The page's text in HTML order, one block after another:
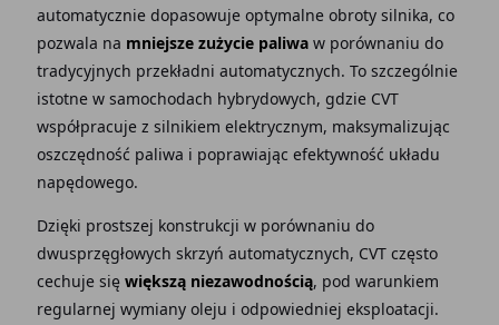
automatycznie dopasowuje optymalne obroty silnika, co
pozwala na mniejsze zużycie paliwaw porównaniu do
tradycyjnych przekładni automatycznych. To szczególnie
istotne w samochodach hybrydowych, gdzie CVT
współpracuje z silnikiem elektrycznym, maksymalizując
oszczędność paliwa i poprawiając efektywność układu
napędowego.
Dzięki prostszej konstrukcji w porównaniu do
dwusprzęgłowych skrzyń automatycznych, CVT często
cechuje się większą niezawodnością, pod warunkiem
regularnej wymiany oleju i odpowiedniej eksploatacji.